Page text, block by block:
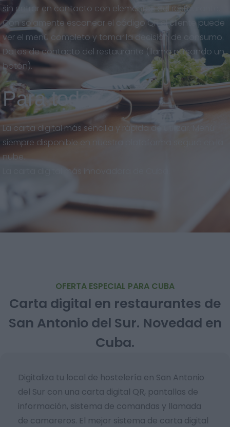
sin entrar en contacto con elementos del restaurante.
Con solamente escanear el código QR el cliente puede
ver el menú completo y tomar la decisión de consumo.
Datos de contacto del restaurante (llama pulsando un
botón).
Para todos
La carta digital más sencilla y rápida de utilizar. Menú
siempre disponible en nuestra plataforma segura en la
nube.
La carta digital más innovadora de Cuba.
OFERTA ESPECIAL PARA CUBA
Carta digital en restaurantes de
San Antonio del Sur. Novedad en
Cuba.
Digitaliza tu local de hostelería en San Antonio
del Sur con una carta digital QR, pantallas de
información, sistema de comandas y llamada
de camareros. El mejor sistema de carta digital